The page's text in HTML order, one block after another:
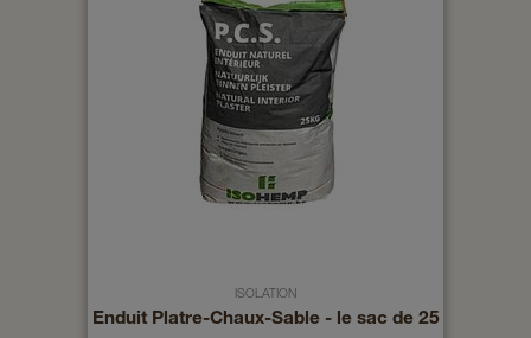
ISOLATION
Enduit Platre-Chaux-Sable - le sac de 25